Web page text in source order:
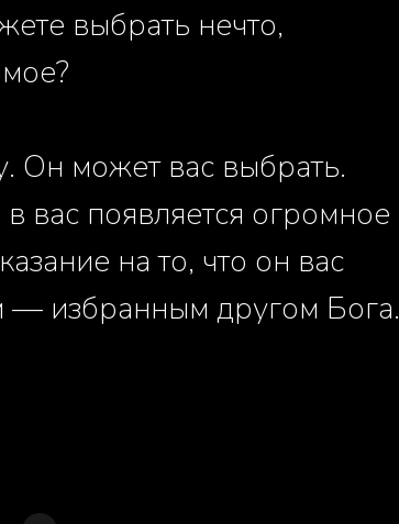
выбрать нечто,
Он может вас выбрать.
вас появляется огромное
на то, что он вас
— избранным другом Бога.